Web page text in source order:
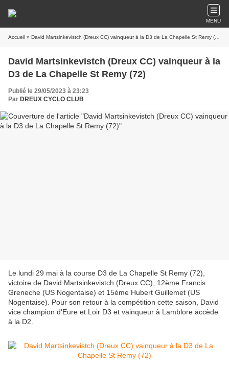
MENU
Accueil » David Martsinkevistch (Dreux CC) vainqueur à la D3 de La Chapelle St Remy (72)
David Martsinkevistch (Dreux CC) vainqueur à la
D3 de La Chapelle St Remy (72)
Publié le 29/05/2023 à 23:23
Par DREUX CYCLO CLUB
Le lundi 29 mai à la course D3 de La Chapelle St Remy (72),
victoire de David Martsinkevistch (Dreux CC), 12ème Francis
Greneche (US Nogentaise) et 15ème Hubert Guillemet (US
Nogentaise). Pour son retour à la compétition cette saison, David
vice champion d'Eure et Loir D3 et vainqueur à Lamblore accède
à la D2.